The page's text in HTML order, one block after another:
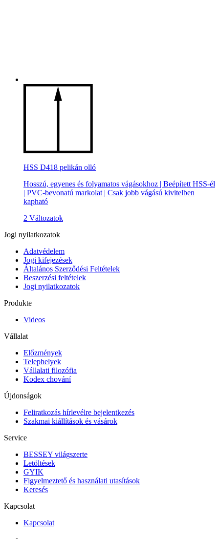
HSS D418 pelikán olló
Hosszú, egyenes és folyamatos vágásokhoz | Beépített HSS-él
| PVC-bevonatú markolat | Csak jobb vágású kivitelben
kapható
2 Változatok
Jogi nyilatkozatok
Adatvédelem
Jogi kifejezések
Általános Szerződési Feltételek
Beszerzési feltételek
Jogi nyilatkozatok
Produkte
Videos
Vállalat
Előzmények
Telephelyek
Vállalati filozófia
Kodex chování
Újdonságok
Feliratkozás hírlevélre bejelentkezés
Szakmai kiállítások és vásárok
Service
BESSEY világszerte
Letöltések
GYIK
Figyelmeztető és használati utasítások
Keresés
Kapcsolat
Kapcsolat